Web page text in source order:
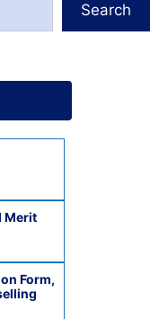
Search
Merit
Form,